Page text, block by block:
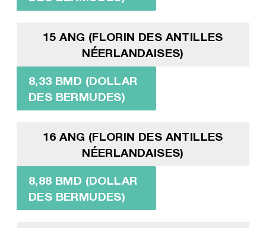
15 ANG (FLORIN DES ANTILLES
NÉERLANDAISES)
8,33 BMD (DOLLAR
DES BERMUDES)
16 ANG (FLORIN DES ANTILLES
NÉERLANDAISES)
8,88 BMD (DOLLAR
DES BERMUDES)